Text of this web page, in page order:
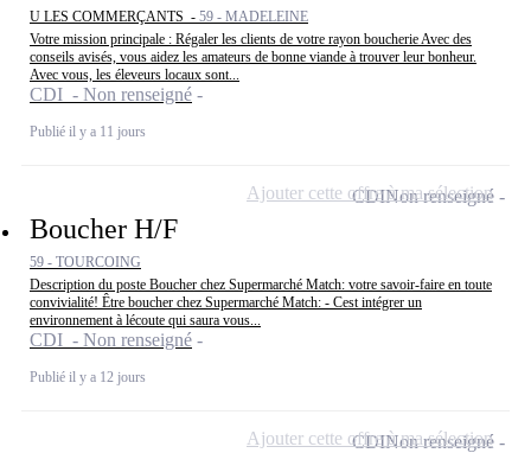
U LES COMMERÇANTS - 59 - MADELEINE
Votre mission principale : Régaler les clients de votre rayon boucherie Avec des
conseils avisés, vous aidez les amateurs de bonne viande à trouver leur bonheur.
Avec vous, les éleveurs locaux sont...
CDI - Non renseigné
Publié il y a 11 jours
Boucher H/F
59 - TOURCOING
Description du poste Boucher chez Supermarché Match: votre savoir-faire en toute
convivialité! Être boucher chez Supermarché Match: - Cest intégrer un
environnement à lécoute qui saura vous...
CDI - Non renseigné
Publié il y a 12 jours
CDINon renseigné
Ajouter cette offre à ma sélection
CDINon renseigné
Ajouter cette offre à ma sélection